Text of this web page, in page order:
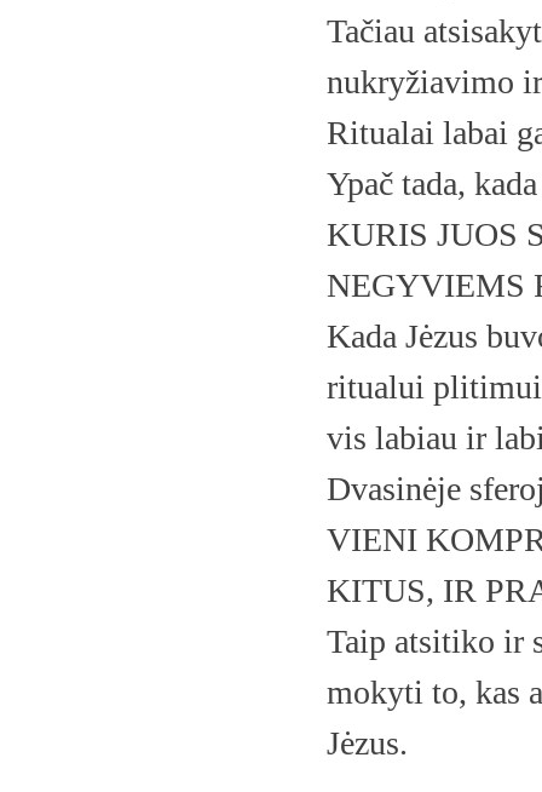
Tačiau
nukryžiavimo
Ritualai labai
Ypač tada,
KURIS JUOS
NEGYVIEMS
Kada Jėzus
ritualui
vis labiau ir
Dvasinėje
VIENI
KITUS, IR
Taip atsitiko ir
mokyti to, kas
Jėzus.